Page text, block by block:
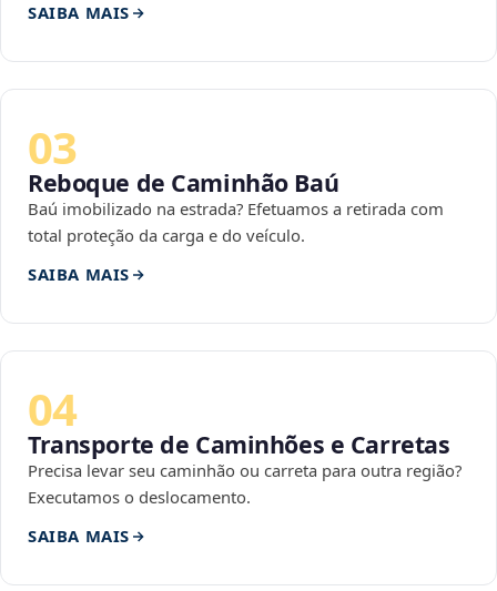
SAIBA MAIS
03
Reboque de Caminhão Baú
Baú imobilizado na estrada? Efetuamos a retirada com
total proteção da carga e do veículo.
SAIBA MAIS
04
Transporte de Caminhões e Carretas
Precisa levar seu caminhão ou carreta para outra região?
Executamos o deslocamento.
SAIBA MAIS